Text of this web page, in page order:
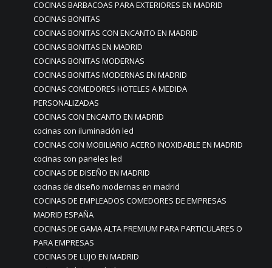
COCINAS BARBACOAS PARA EXTERIORES EN MADRID
COCINAS BONITAS
COCINAS BONITAS CON ENCANTO EN MADRID
COCINAS BONITAS EN MADRID
COCINAS BONITAS MODERNAS
COCINAS BONITAS MODERNAS EN MADRID
COCINAS COMEDORES HOTELES A MEDIDA
PERSONALIZADAS
COCINAS CON ENCANTO EN MADRID
cocinas con iluminación led
COCINAS CON MOBILIARIO ACERO INOXIDABLE EN MADRID
cocinas con paneles led
COCINAS DE DISEÑO EN MADRID
cocinas de diseño modernas en madrid
COCINAS DE EMPLEADOS COMEDORES DE EMPRESAS
MADRID ESPAÑA
COCINAS DE GAMA ALTA PREMIUM PARA PARTICULARES O
PARA EMPRESAS
COCINAS DE LUJO EN MADRID